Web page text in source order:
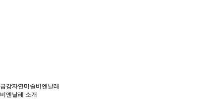
금강자연미술비엔날레
비엔날레 소개